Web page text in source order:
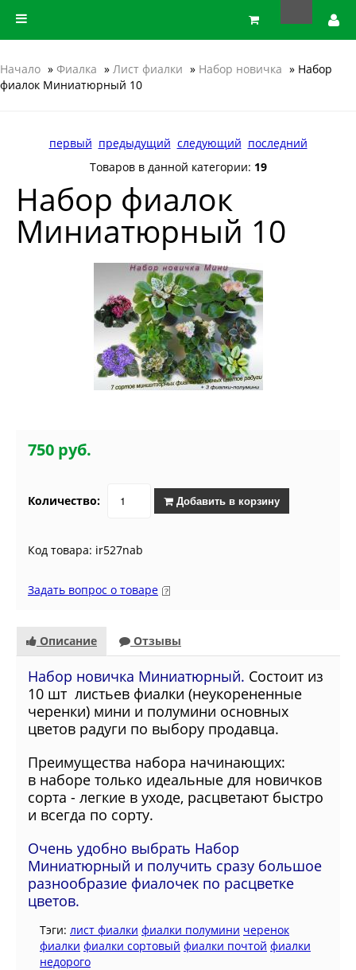
Начало » Фиалка » Лист фиалки » Набор новичка » Набор
фиалок Миниатюрный 10
первый предыдущий следующий последний
Товаров в данной категории: 19
Набор фиалок
Миниатюрный 10
750 руб.
Количество: Добавить в корзину
Код товара: ir527nab
Задать вопрос о товаре
Описание Отзывы
Набор новичка Миниатюрный. Состоит из
10 шт листьев фиалки (неукорененные
черенки) мини и полумини основных
цветов радуги по выбору продавца.
Преимущества набора начинающих:
в наборе только идеальные для новичков
сорта - легкие в уходе, расцветают быстро
и всегда по сорту.
Очень удобно выбрать Набор
Миниатюрный и получить сразу большое
разнообразие фиалочек по расцветке
цветов.
Тэги: лист фиалки фиалки полумини черенок
фиалки фиалки сортовый фиалки почтой фиалки
недорого